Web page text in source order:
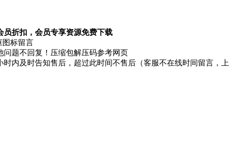
员折扣，会员专享资源免费下载
图标留言
题不回复！压缩包解压码参考网页
时内及时告知售后，超过此时间不售后（客服不在线时间留言，上